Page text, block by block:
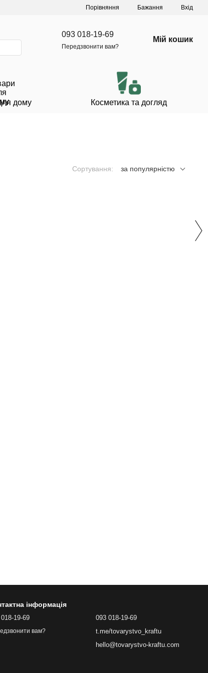
Порівняння Бажання Вхід
093 018-19-69
Передзвонити вам?
Мій кошик
дому Косметика та догляд
Сортування: за популярністю
інформація
19-69
вам?
093 018-19-69
t.me/tovarystvo_kraftu
hello@tovarystvo-kraftu.com